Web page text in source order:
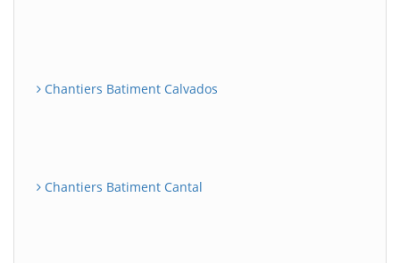
Chantiers Batiment Calvados
Chantiers Batiment Cantal